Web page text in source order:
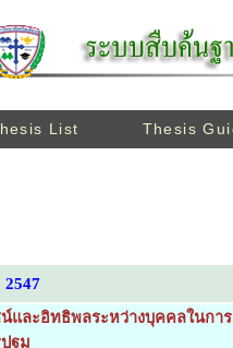
List Thesis
2547
และอิทธิพลระหว่างบุคคลในก
ฐม